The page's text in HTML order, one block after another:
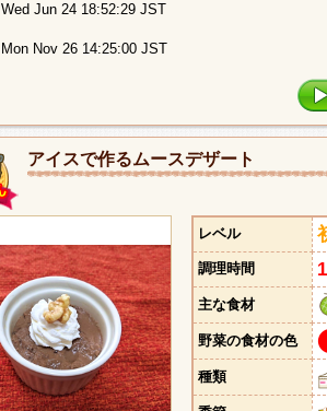
Wed Jun 24 18:52:29 JST
Mon Nov 26 14:25:00 JST
アイスで作るムースデザート
レベル
調理時間
主な食材
野菜の食材の色
種類